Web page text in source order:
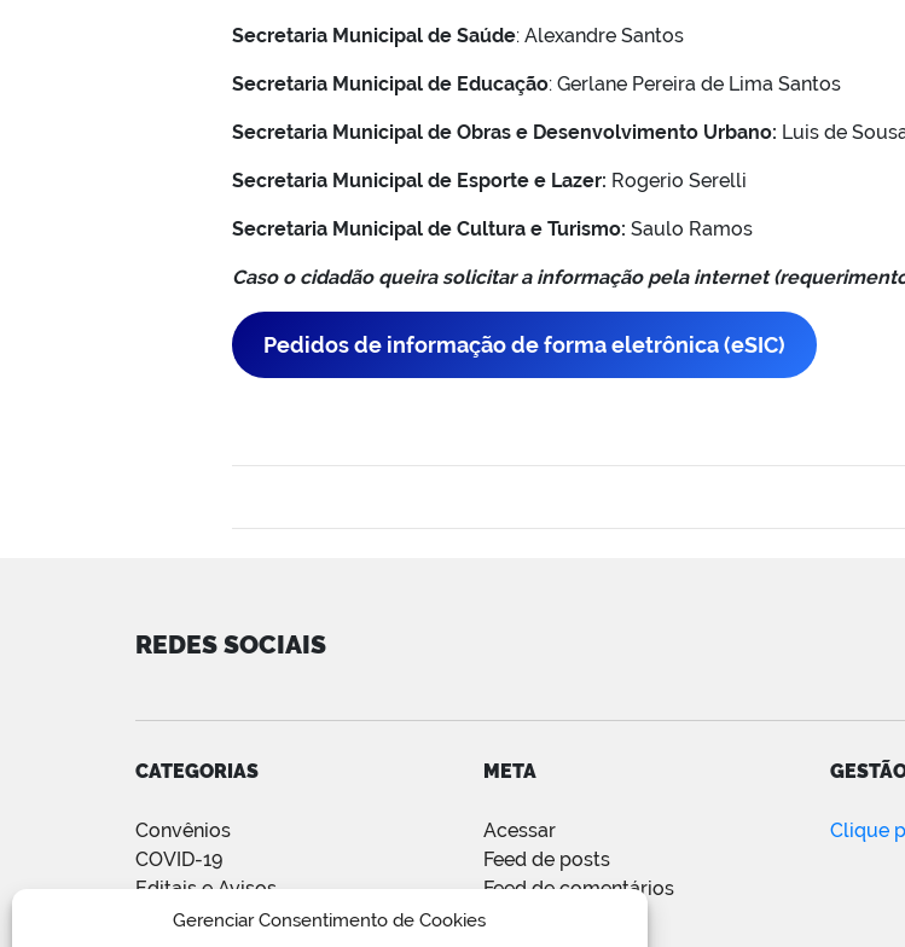
Gerenciar Consentimento de Cookies
Secretaria Municipal de Saúde: Alexandre Santos
Secretaria Municipal de Educação: Gerlane Pereira de Lima Santos
Secretaria Municipal de Obras e Desenvolvimento Urbano: Luis de
Secretaria Municipal de Esporte e Lazer: Rogerio Serelli
Secretaria Municipal de Cultura e Turismo: Saulo Ramos
Caso o cidadão queira solicitar a informação pela internet
Pedidos de informação de forma eletrônica (e­SIC)
REDES SOCIAIS
CATEGORIAS
Convênios
COVID-19
Editais e Avisos
Notícias
META
Acessar
Feed de posts
Feed de comentários
WordPress.org
Clique